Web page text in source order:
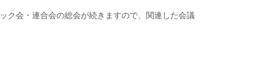
ク会・連合会の総会が続きますので、関連した会議